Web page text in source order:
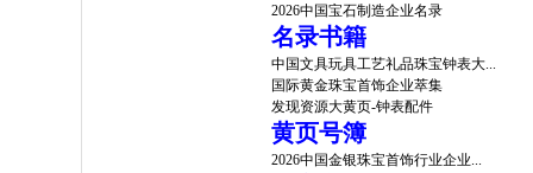
2026中国宝石制造企业名录
名录书籍
中国文具玩具工艺礼品珠宝钟表大...
国际黄金珠宝首饰企业萃集
发现资源大黄页-钟表配件
黄页号簿
2026中国金银珠宝首饰行业企业...